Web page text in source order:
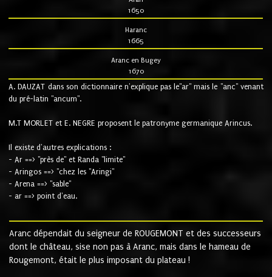
1650
Haranc
1665
Aranc en Bugey
1670
A. DAUZAT dans son dictionnaire n'explique pas le"ar" mais le "anc" venant
du pré-latin "ancum".
M.T MORLET et E. NEGRE proposent le patronyme germanique Arincus.
Il existe d'autres explications :
- Ar ==> "près de" et Randa "limite"
- Aringos ==> "chez les "Aringi"
- Arena ==> "sable"
- ar ==> point d'eau.
Aranc dépendait du seigneur de ROUGEMONT et des successeurs
dont le château, sise non pas à Aranc, mais dans le hameau de
Rougemont, était le plus imposant du plateau !